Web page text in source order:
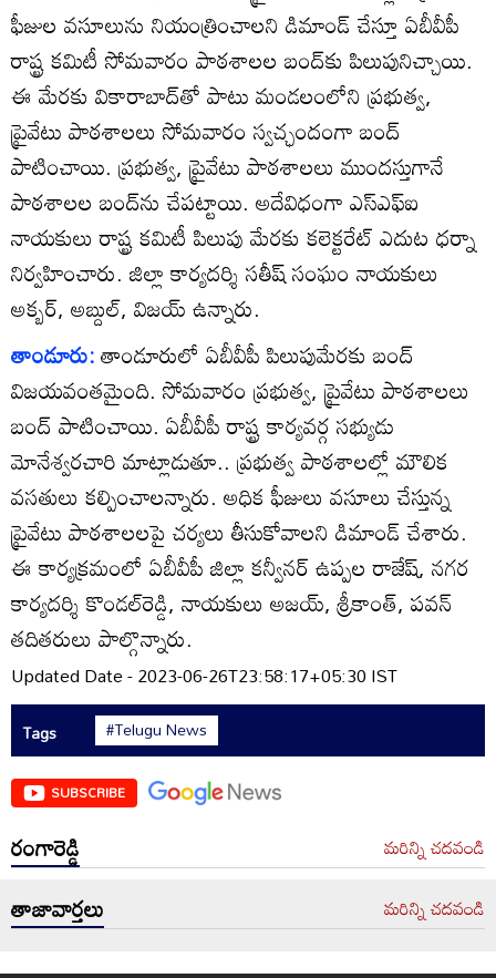
ఫీజుల వసూలును నియంత్రించాలని డిమాండ్‌ చేస్తూ ఏబీవీపీ
రాష్ట్ర కమిటీ సోమవారం పాఠశాలల బంద్‌కు పిలుపునిచ్చాయి.
ఈ మేరకు వికారాబాద్‌తో పాటు మండలంలోని ప్రభుత్వ,
ప్రైవేటు పాఠశాలలు సోమవారం స్వచ్ఛందంగా బంద్‌
పాటించాయి. ప్రభుత్వ, ప్రైవేటు పాఠశాలలు ముందస్తుగానే
పాఠశాలల బంద్‌ను చేపట్టాయి. అదేవిధంగా ఎస్‌ఎఫ్‌ఐ
నాయకులు రాష్ట్ర కమిటీ పిలుపు మేరకు కలెక్టరేట్‌ ఎదుట ధర్నా
నిర్వహించారు. జిల్లా కార్యదర్శి సతీష్‌ సంఘం నాయకులు
అక్బర్‌, అబ్దుల్‌, విజయ్‌ ఉన్నారు.
తాండూరు:తాండూరులో ఏబీవీపీ పిలుపుమేరకు బంద్‌
విజయవంతమైంది. సోమవారం ప్రభుత్వ, ప్రైవేటు పాఠశాలలు
బంద్‌ పాటించాయి. ఏబీవీపీ రాష్ట్ర కార్యవర్గ సభ్యుడు
మోనేశ్వరచారి మాట్లాడుతూ.. ప్రభుత్వ పాఠశాలల్లో మౌలిక
వసతులు కల్పించాలన్నారు. అధిక ఫీజులు వసూలు చేస్తున్న
ప్రైవేటు పాఠశాలలపై చర్యలు తీసుకోవాలని డిమాండ్‌ చేశారు.
ఈ కార్యక్రమంలో ఏబీవీపీ జిల్లా కన్వీనర్‌ ఉప్పల రాజేష్‌, నగర
కార్యదర్శి కొండల్‌రెడ్డి, నాయకులు అజయ్‌, శ్రీకాంత్‌, పవన్‌
తదితరులు పాల్గొన్నారు.
Updated Date - 2023-06-26T23:58:17+05:30 IST
Tags #Telugu News
SUBSCRIBE
రంగారెడ్డి మరిన్ని చదవండి
తాజావార్తలు మరిన్ని చదవండి